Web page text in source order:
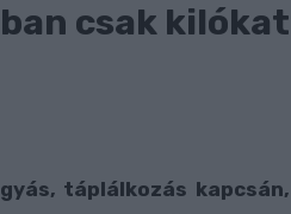
csak kilókat
táplálkozás kapcsán,